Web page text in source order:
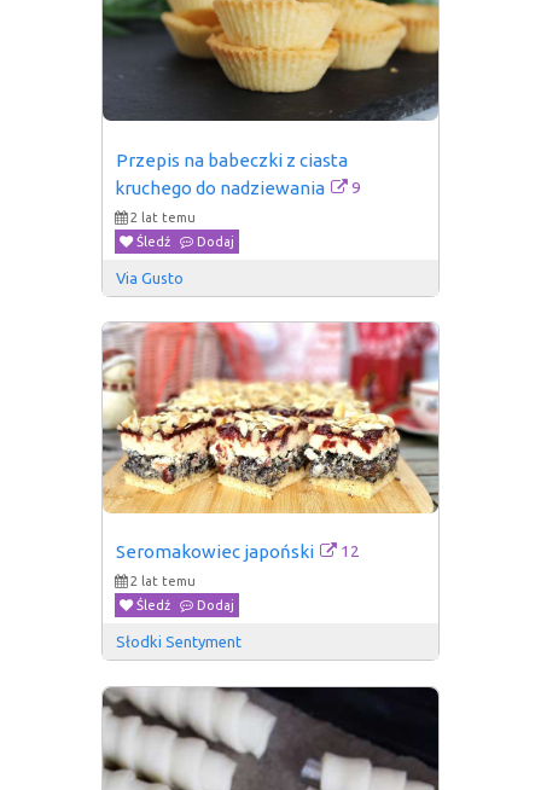
Przepis na babeczki z ciasta
kruchego do nadziewania
9
2 lat temu
Śledź
Dodaj
Via Gusto
Seromakowiec japoński 12
2 lat temu
Śledź
Dodaj
Słodki Sentyment